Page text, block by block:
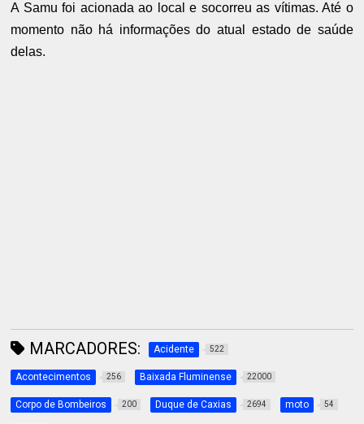
A Samu foi acionada ao local e socorreu as vítimas. Até o
momento não há informações do atual estado de saúde
delas.
MARCADORES: Acidente 522
Acontecimentos 256 Baixada Fluminense 22000
Corpo de Bombeiros 200 Duque de Caxias 2694 moto 54